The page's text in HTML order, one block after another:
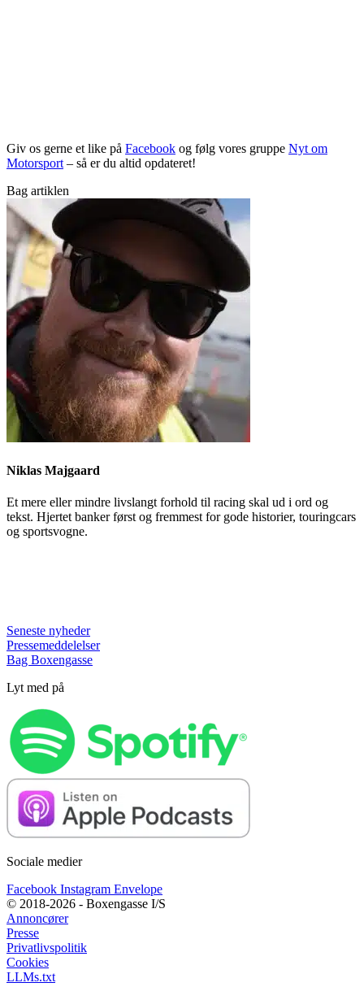
Giv os gerne et like på Facebook og følg vores gruppe Nyt om
Motorsport– så er du altid opdateret!
Bag artiklen
Niklas Majgaard
Et mere eller mindre livslangt forhold til racing skal ud i ord og
tekst. Hjertet banker først og fremmest for gode historier, touringcars
og sportsvogne.
Seneste nyheder
Pressemeddelelser
Bag Boxengasse
Lyt med på
Sociale medier
Facebook Instagram Envelope
© 2018-2026 - Boxengasse I/S
Annoncører
Presse
Privatlivspolitik
Cookies
LLMs.txt